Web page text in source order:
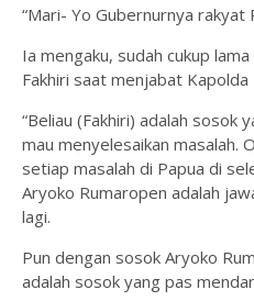
“Mari- Yo Gubernurnya rakyat
Ia mengaku, sudah cukup
Fakhiri saat menjabat Kapolda
“Beliau (Fakhiri) adalah sosok
mau menyelesaikan masalah.
setiap masalah di Papua di
Aryoko Rumaropen adalah
lagi.
Pun dengan sosok Aryoko
adalah sosok yang pas